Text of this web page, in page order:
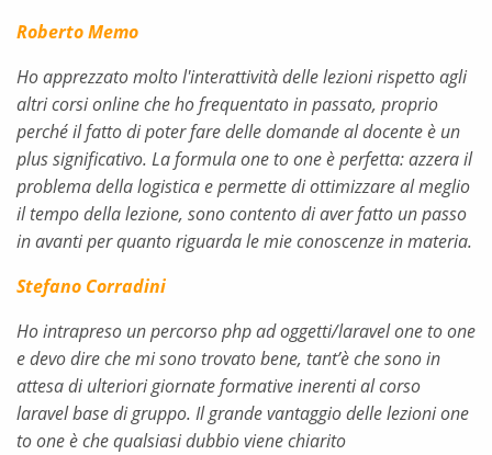
Roberto Memo
Ho apprezzato molto l'interattività delle lezioni rispetto agli
altri corsi online che ho frequentato in passato, proprio
perché il fatto di poter fare delle domande al docente è un
plus significativo. La formula one to one è perfetta: azzera il
problema della logistica e permette di ottimizzare al meglio
il tempo della lezione, sono contento di aver fatto un passo
in avanti per quanto riguarda le mie conoscenze in materia.
Stefano Corradini
Ho intrapreso un percorso php ad oggetti/laravel one to one
e devo dire che mi sono trovato bene, tant’è che sono in
attesa di ulteriori giornate formative inerenti al corso
laravel base di gruppo. Il grande vantaggio delle lezioni one
to one è che qualsiasi dubbio viene chiarito